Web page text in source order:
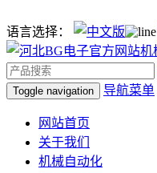
语言选择：
Toggle navigation 导航菜单
网站首页
关于我们
机械自动化